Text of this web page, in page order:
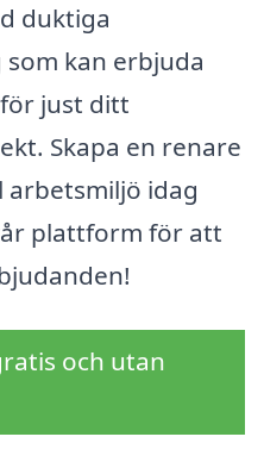
duktiga
kan erbjuda
just ditt
Skapa en renare
arbetsmiljö idag
plattform för att
och utan